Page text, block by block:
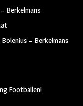
Berkelmans
Bolenius – Berkelmans
Footballen!